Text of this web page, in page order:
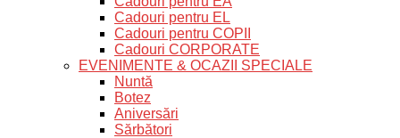
Cadouri pentru EL
Cadouri pentru COPII
Cadouri CORPORATE
EVENIMENTE & OCAZII SPECIALE
Nuntă
Botez
Aniversări
Sărbători